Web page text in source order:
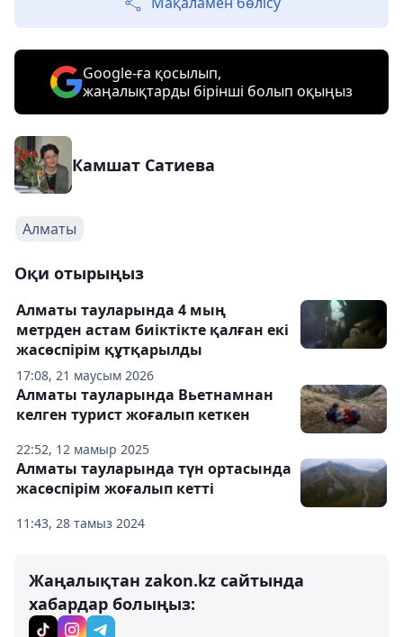
Google-ға қосылып,
жаңалықтарды бірінші болып оқыңыз
Камшат Сатиева
Алматы
Оқи отырыңыз
17:08, 21 маусым 2026
Алматы тауларында 4 мың
метрден астам биіктікте қалған екі
жасөспірім құтқарылды
22:52, 12 мамыр 2025
Алматы тауларында Вьетнамнан
келген турист жоғалып кеткен
11:43, 28 тамыз 2024
Алматы тауларында түн ортасында
жасөспірім жоғалып кетті
Жаңалықтан zakon.kz сайтында
хабардар болыңыз: